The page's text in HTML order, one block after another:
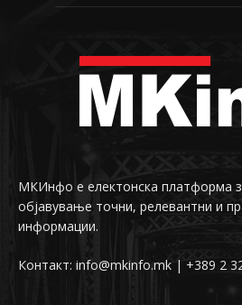
МКИнфо е електонска платформа
објавување точни, релевантни и
информации.
Контакт: info@mkinfo.mk | +389 2